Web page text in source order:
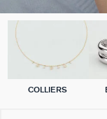
COLLIERS